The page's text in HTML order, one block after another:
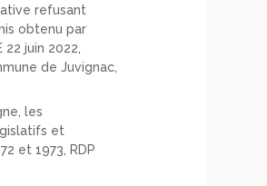
refusant
obtenu par
juin 2022,
de Juvignac,
les
et
et 1973, RDP